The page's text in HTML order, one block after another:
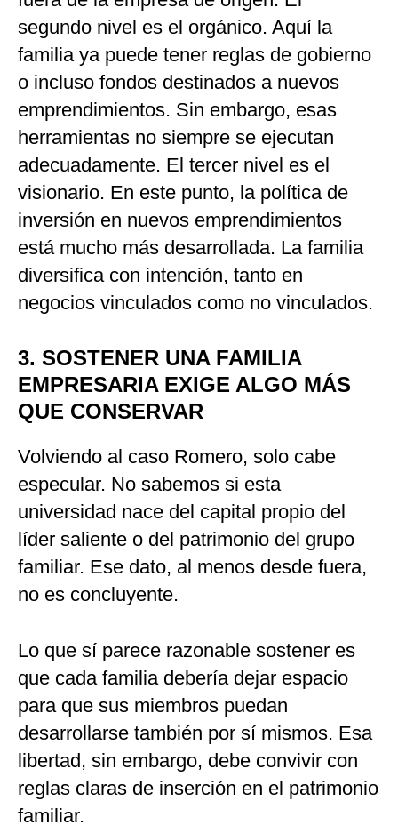
segundo nivel es el orgánico. Aquí la
familia ya puede tener reglas de gobierno
o incluso fondos destinados a nuevos
emprendimientos. Sin embargo, esas
herramientas no siempre se ejecutan
adecuadamente. El tercer nivel es el
visionario. En este punto, la política de
inversión en nuevos emprendimientos
está mucho más desarrollada. La familia
diversifica con intención, tanto en
negocios vinculados como no vinculados.
3. SOSTENER UNA FAMILIA
EMPRESARIA EXIGE ALGO MÁS
QUE CONSERVAR
Volviendo al caso Romero, solo cabe
especular. No sabemos si esta
universidad nace del capital propio del
líder saliente o del patrimonio del grupo
familiar. Ese dato, al menos desde fuera,
no es concluyente.
Lo que sí parece razonable sostener es
que cada familia debería dejar espacio
para que sus miembros puedan
desarrollarse también por sí mismos. Esa
libertad, sin embargo, debe convivir con
reglas claras de inserción en el patrimonio
familiar.